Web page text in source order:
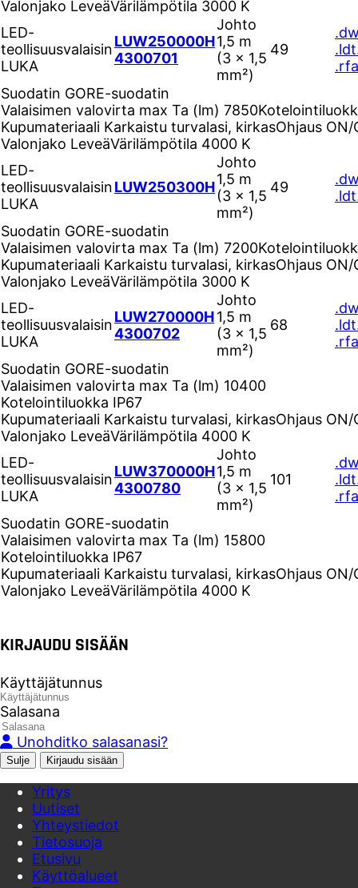
Valonjako LeveäVärilämpötila 3000 K
LED-
teollisuusvalaisin
LUKA
LUW250000H
4300701
Johto
1,5 m
(3 × 1,5
mm²)
49
.ldt
.rfa
Suodatin GORE-suodatin
Valaisimen valovirta max Ta (lm) 7850
Kupumateriaali Karkaistu turvalasi, kirkasOhjaus ON/
Valonjako LeveäVärilämpötila 4000 K
LED-
teollisuusvalaisin
LUKA
LUW250300H
Johto
1,5 m
(3 × 1,5
mm²)
49
.ldt
Suodatin GORE-suodatin
Valaisimen valovirta max Ta (lm) 7200
Kupumateriaali Karkaistu turvalasi, kirkasOhjaus ON/
Valonjako LeveäVärilämpötila 3000 K
LED-
teollisuusvalaisin
LUKA
LUW270000H
4300702
Johto
1,5 m
(3 × 1,5
mm²)
68
.ldt
.rfa
Suodatin GORE-suodatin
Valaisimen valovirta max Ta (lm) 10400
Kotelointiluokka IP67
Kupumateriaali Karkaistu turvalasi, kirkasOhjaus ON/
Valonjako LeveäVärilämpötila 4000 K
LED-
teollisuusvalaisin
LUKA
LUW370000H
4300780
Johto
1,5 m
(3 × 1,5
mm²)
101
.ldt
.rfa
Suodatin GORE-suodatin
Valaisimen valovirta max Ta (lm) 15800
Kotelointiluokka IP67
Kupumateriaali Karkaistu turvalasi, kirkasOhjaus ON/
Valonjako LeveäVärilämpötila 4000 K
KIRJAUDU SISÄÄN
Käyttäjätunnus
Salasana
Unohditko salasanasi?
Sulje
Yritys
Uutiset
Yhteystiedot
Tietosuoja
Etusivu
Käyttöalueet